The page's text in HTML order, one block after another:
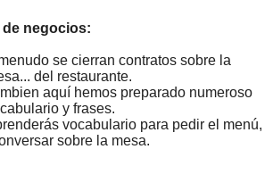
negocios:
se cierran contratos sobre la
del restaurante.
aquí hemos preparado numeroso
y frases.
vocabulario para pedir el menú,
sobre la mesa.